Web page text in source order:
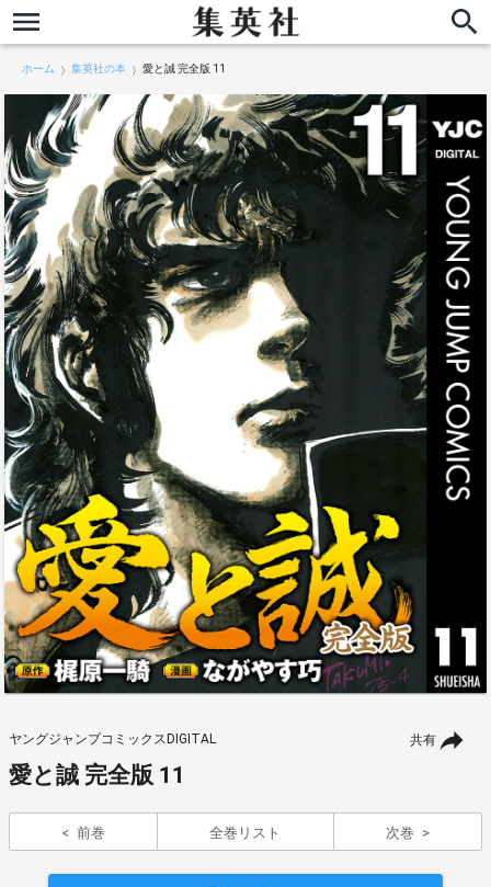
ホーム 集英社の本 愛と誠 完全版 11
共有
ヤングジャンプコミックスDIGITAL
愛と誠 完全版 11
前巻 全巻リスト 次巻